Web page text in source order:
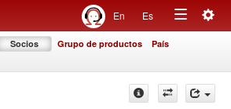
En Es
Toggle
Socios Grupo de productos País